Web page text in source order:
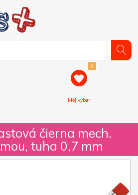
0
Môj výber
čierna mech.
tuha 0,7 mm